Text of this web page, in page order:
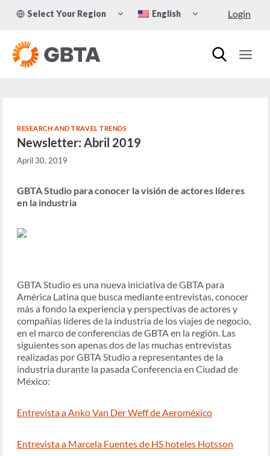
Select Your Region
TOGGLE
CHILD
English
CHILD
Login
RESEARCH AND TRAVEL TRENDS
Newsletter: Abril 2019
April 30, 2019
GBTA Studio para conocer la visión de actores líderes
en la industria
GBTA Studio es una nueva iniciativa de GBTA para
América Latina que busca mediante entrevistas, conocer
más a fondo la experiencia y perspectivas de actores y
compañías líderes de la industria de los viajes de negocio,
en el marco de conferencias de GBTA en la región. Las
siguientes son apenas dos de las muchas entrevistas
realizadas por GBTA Studio a representantes de la
industria durante la pasada Conferencia en Ciudad de
México:
Entrevista a Anko Van Der Weff de Aeroméxico
Entrevista a Marcela Fuentes de HS hoteles Hotsson